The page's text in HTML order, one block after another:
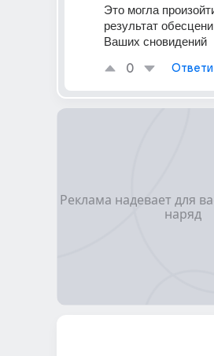
Это могла
результат
Ваших сновидений
0